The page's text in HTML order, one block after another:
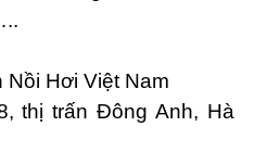
Nồi Hơi Việt Nam
thị trấn Đông Anh, Hà